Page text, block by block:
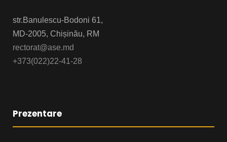
str.Banulescu-Bodoni 61,
MD-2005, Chișinău, RM
rectorat@ase.md
+373(022)22-41-28
Prezentare